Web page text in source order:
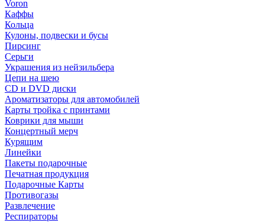
Voron
Каффы
Кольца
Кулоны, подвески и бусы
Пирсинг
Серьги
Украшения из нейзильбера
Цепи на шею
CD и DVD диски
Ароматизаторы для автомобилей
Карты тройка с принтами
Коврики для мыши
Концертный мерч
Курящим
Линейки
Пакеты подарочные
Печатная продукция
Подарочные Карты
Противогазы
Развлечение
Респираторы